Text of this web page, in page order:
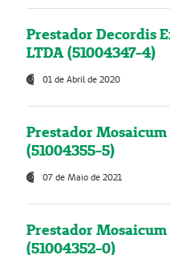
Prestador Decordis
LTDA (51004347-4)
01 de Abril de 2020
Prestador
(51004355-5)
07 de Maio de 2021
Prestador
(51004352-0)